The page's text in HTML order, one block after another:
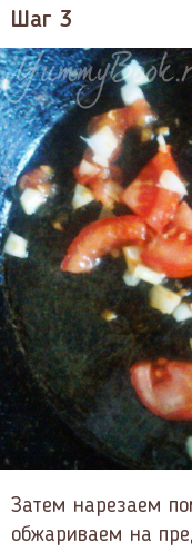
Шаг 3
Затем нарезаем
обжариваем на